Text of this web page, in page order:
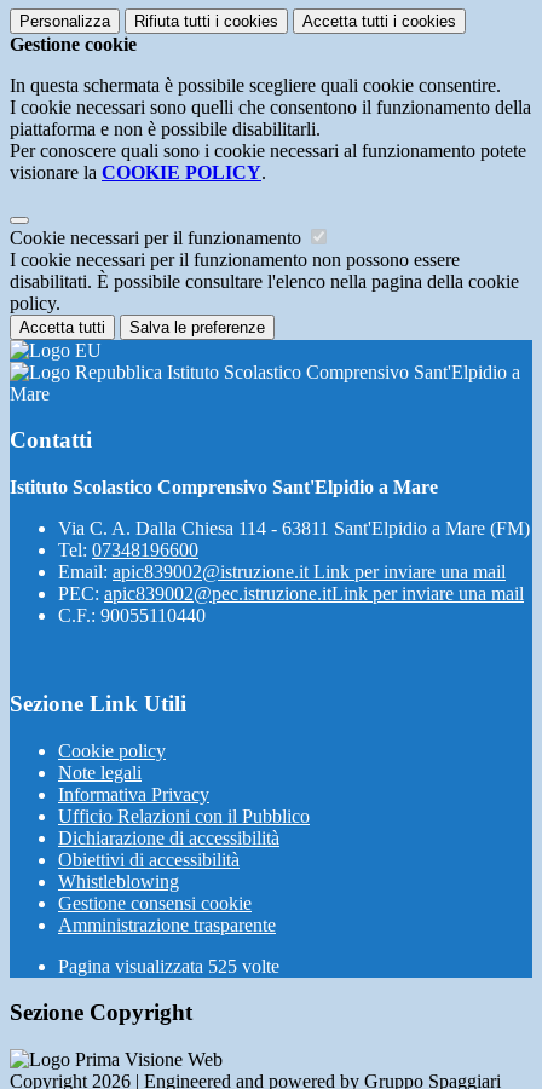
Personalizza Rifiuta tutti i cookies Accetta tutti i cookies
Gestione cookie
In questa schermata è possibile scegliere quali cookie consentire.
I cookie necessari sono quelli che consentono il funzionamento della
piattaforma e non è possibile disabilitarli.
Per conoscere quali sono i cookie necessari al funzionamento potete
visionare la COOKIE POLICY.
Cookie necessari per il funzionamento
I cookie necessari per il funzionamento non possono essere
disabilitati. È possibile consultare l'elenco nella pagina della cookie
policy.
Accetta tutti Salva le preferenze
Istituto Scolastico Comprensivo Sant'Elpidio a
Mare
Contatti
Istituto Scolastico Comprensivo Sant'Elpidio a Mare
Via C. A. Dalla Chiesa 114 - 63811 Sant'Elpidio a Mare (FM)
Tel: 07348196600
Email: apic839002@istruzione.it Link per inviare una mail
PEC: apic839002@pec.istruzione.itLink per inviare una mail
C.F.: 90055110440
Sezione Link Utili
Cookie policy
Note legali
Informativa Privacy
Ufficio Relazioni con il Pubblico
Dichiarazione di accessibilità
Obiettivi di accessibilità
Whistleblowing
Gestione consensi cookie
Amministrazione trasparente
Pagina visualizzata 525 volte
Sezione Copyright
Copyright 2026 | Engineered and powered by Gruppo Spaggiari